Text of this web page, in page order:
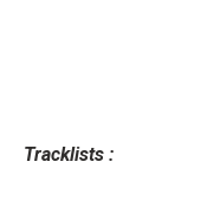
Tracklists :